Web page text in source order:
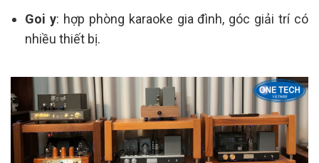
Goi y: hợp phòng karaoke gia đình, góc giải trí có
nhiều thiết bị.